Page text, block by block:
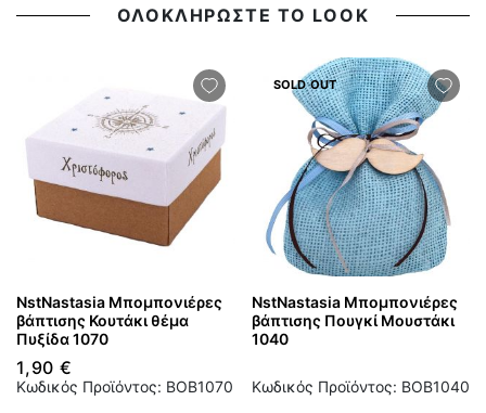
ΟΛΟΚΛΗΡΩΣΤΕ ΤΟ LOOK
NstNastasia Μπομπονιέρες
βάπτισης Κουτάκι θέμα
Πυξίδα 1070
1,90 €
Κωδικός Προϊόντος: BOB1070
SOLD OUT
NstNastasia Μπομπονιέρες
βάπτισης Πουγκί Μουστάκι
1040
Κωδικός Προϊόντος: BOB1040